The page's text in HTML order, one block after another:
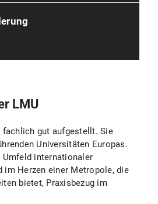
LMU
fachlich gut aufgestellt. Sie
Universitäten Europas.
internationaler
im Herzen einer Metropole, die
bietet, Praxisbezug im